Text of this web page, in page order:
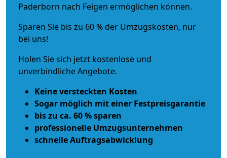
Paderborn nach Feigen ermöglichen können.
Sparen Sie bis zu 60 % der Umzugskosten, nur
bei uns!
Holen Sie sich jetzt kostenlose und
unverbindliche Angebote.
Keine versteckten Kosten
Sogar möglich mit einer Festpreisgarantie
bis zu ca. 60 % sparen
professionelle Umzugsunternehmen
schnelle Auftragsabwicklung